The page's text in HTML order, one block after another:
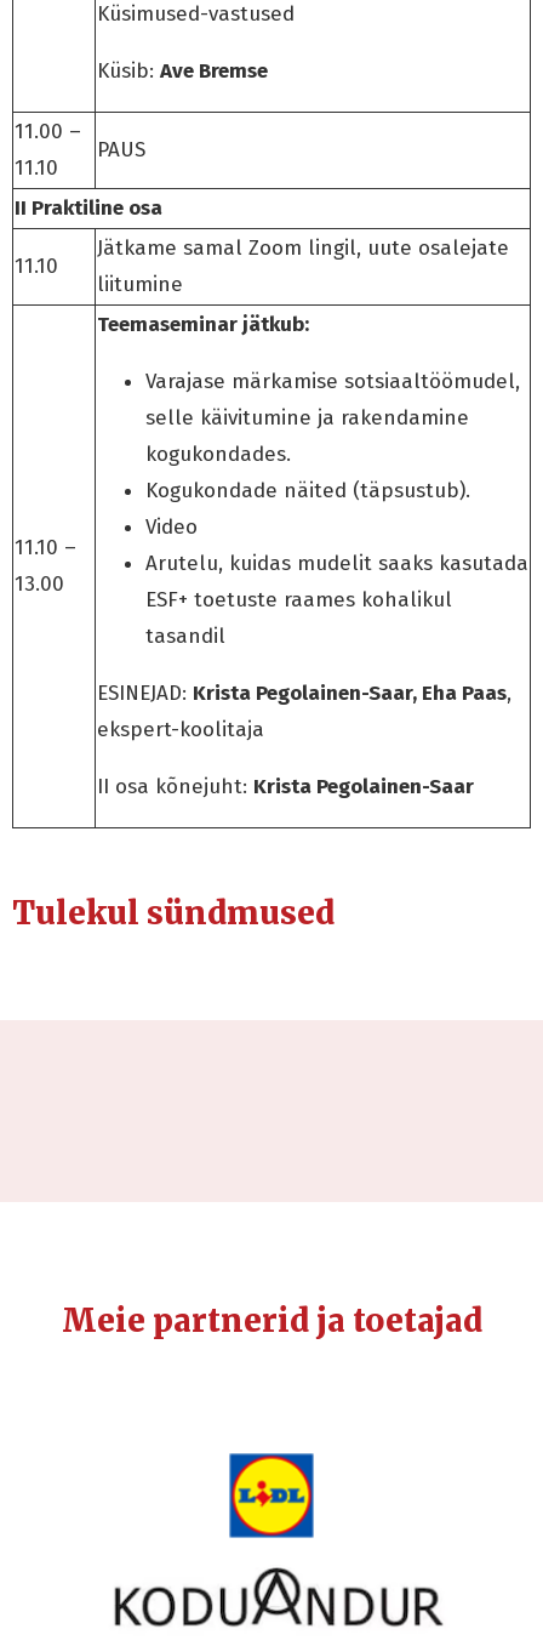
Küsimused-vastused
Küsib: Ave Bremse
11.00 –
11.10
PAUS
II Praktiline osa
11.10
Jätkame samal Zoom lingil, uute osalejate
liitumine
11.10 –
13.00
Teemaseminar jätkub:
Varajase märkamise sotsiaaltöömudel,
selle käivitumine ja rakendamine
kogukondades.
Kogukondade näited (täpsustub).
Video
Arutelu, kuidas mudelit saaks kasutada
ESF+ toetuste raames kohalikul
tasandil
ESINEJAD: Krista Pegolainen-Saar, Eha Paas,
ekspert-koolitaja
II osa kõnejuht: Krista Pegolainen-Saar
Tulekul sündmused
Meie partnerid ja toetajad